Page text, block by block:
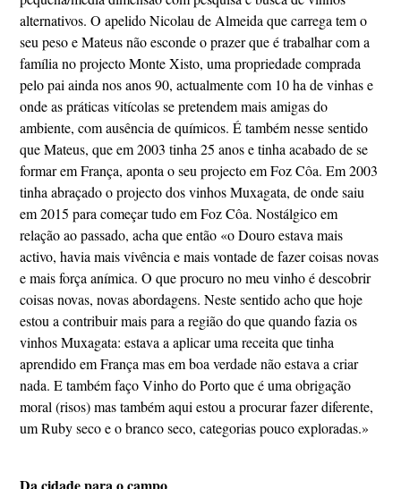
alternativos. O apelido Nicolau de Almeida que carrega tem o
seu peso e Mateus não esconde o prazer que é trabalhar com a
família no projecto Monte Xisto, uma propriedade comprada
pelo pai ainda nos anos 90, actualmente com 10 ha de vinhas e
onde as práticas vitícolas se pretendem mais amigas do
ambiente, com ausência de químicos. É também nesse sentido
que Mateus, que em 2003 tinha 25 anos e tinha acabado de se
formar em França, aponta o seu projecto em Foz Côa. Em 2003
tinha abraçado o projecto dos vinhos Muxagata, de onde saiu
em 2015 para começar tudo em Foz Côa. Nostálgico em
relação ao passado, acha que então «o Douro estava mais
activo, havia mais vivência e mais vontade de fazer coisas novas
e mais força anímica. O que procuro no meu vinho é descobrir
coisas novas, novas abordagens. Neste sentido acho que hoje
estou a contribuir mais para a região do que quando fazia os
vinhos Muxagata: estava a aplicar uma receita que tinha
aprendido em França mas em boa verdade não estava a criar
nada. E também faço Vinho do Porto que é uma obrigação
moral (risos) mas também aqui estou a procurar fazer diferente,
um Ruby seco e o branco seco, categorias pouco exploradas.»